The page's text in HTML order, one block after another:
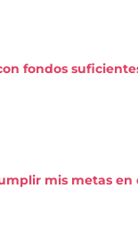
fondos
mis metas